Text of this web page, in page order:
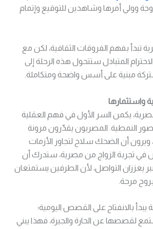
وولي أمرها وشاهدين للتوقيع وإتمام
تبدأ بفهم الفروقات الثقافية، لكن مع
المتبادل ستتحول هذه الرحلة إلى
مبنية على أسس واضحة ومتكاملة.
واستثمارها
يكمن السر الأول في فهم العقلية
النمطية. المصريون يقدّرون مرونة
ويرون أن الضحك سلاح لتجاوز الأزمات
في تجربة الزواج من مصرية، ستدرك أن
يعززان التواصل، لأن الطرفين يستمتعان
مرحة.
يبدأ بالانفتاح على القصص اليومية؛
لقصصها عن الحارة والجيرة، فهذا يبني